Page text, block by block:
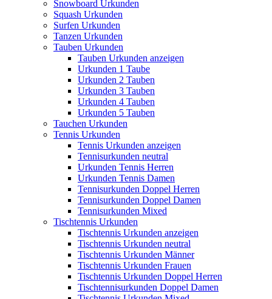
Snowboard Urkunden
Squash Urkunden
Surfen Urkunden
Tanzen Urkunden
Tauben Urkunden
Tauben Urkunden anzeigen
Urkunden 1 Taube
Urkunden 2 Tauben
Urkunden 3 Tauben
Urkunden 4 Tauben
Urkunden 5 Tauben
Tauchen Urkunden
Tennis Urkunden
Tennis Urkunden anzeigen
Tennisurkunden neutral
Urkunden Tennis Herren
Urkunden Tennis Damen
Tennisurkunden Doppel Herren
Tennisurkunden Doppel Damen
Tennisurkunden Mixed
Tischtennis Urkunden
Tischtennis Urkunden anzeigen
Tischtennis Urkunden neutral
Tischtennis Urkunden Männer
Tischtennis Urkunden Frauen
Tischtennis Urkunden Doppel Herren
Tischtennisurkunden Doppel Damen